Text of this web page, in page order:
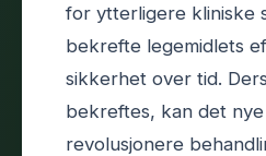
for ytterligere kliniske
bekrefte legemidlets
sikkerhet over tid.
bekreftes, kan det
revolusjonere